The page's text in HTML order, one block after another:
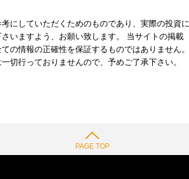
にしていただくためのものであり、実際の投資に
いますよう、お願い致します。 当サイトの掲載
の情報の正確性を保証するものではありません。
切行っておりませんので、予めご了承下さい。
PAGE TOP